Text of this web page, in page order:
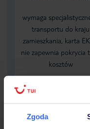
Zgoda
wymaga
transportu do kraju
zamieszkania, karta
nie zapewnia pokrycia
kosztów